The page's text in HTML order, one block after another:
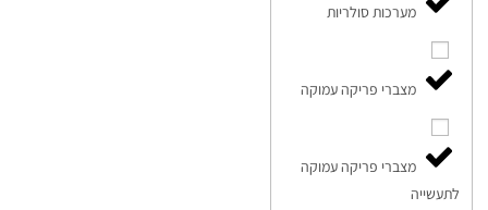
מערכות סולריות
מצברי פריקה עמוקה
מצברי פריקה עמוקה
לתעשייה